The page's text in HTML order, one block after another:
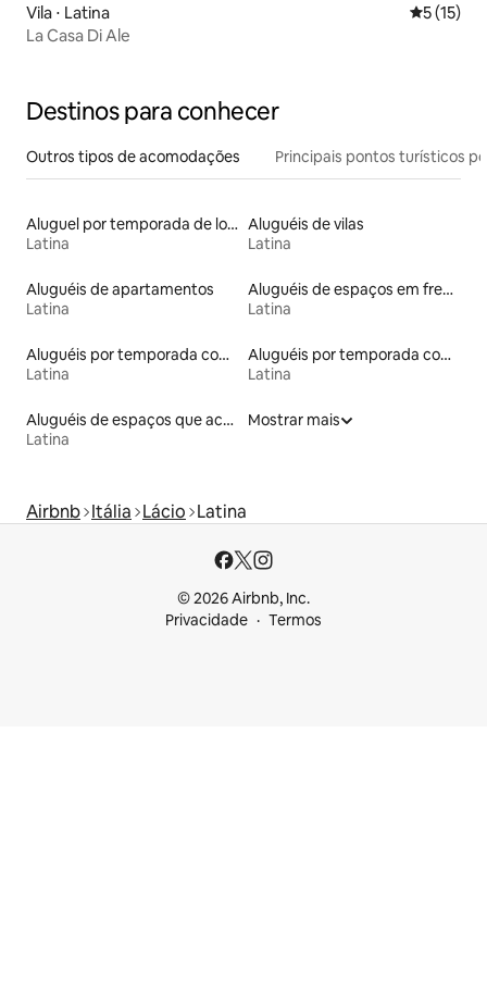
Vila ⋅ Latina 5 de uma
5 (15)
La Casa Di Ale
Destinos para conhecer
Outros tipos de acomodações Principais pontos turísticos
Aluguel por temporada de lofts
Latina
Aluguéis de vilas
Latina
Aluguéis de apartamentos
Latina
Aluguéis de espaços em frente à praia
Latina
Aluguéis por temporada com café da manhã
Latina
Aluguéis por temporada com banheira de hidromassagem
Latina
Aluguéis de espaços que aceitam animais de estimação
Latina
Mostrar mais
Airbnb Itália Lácio Latina
© 2026 Airbnb, Inc.
Privacidade
Termos